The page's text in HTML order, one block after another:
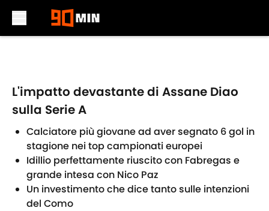
L'impatto devastante di Assane Diao
sulla Serie A
Calciatore più giovane ad aver segnato 6 gol in
stagione nei top campionati europei
Idillio perfettamente riuscito con Fabregas e
grande intesa con Nico Paz
Un investimento che dice tanto sulle intenzioni
del Como